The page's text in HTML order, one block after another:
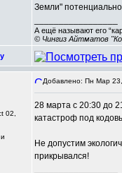
Земли"
А ещё называют его
© Чингиз Айтматов
02,
Добавлено: Пн Мар
28 марта с 20:30 до
катастроф под
Не допустим
прикрывался!